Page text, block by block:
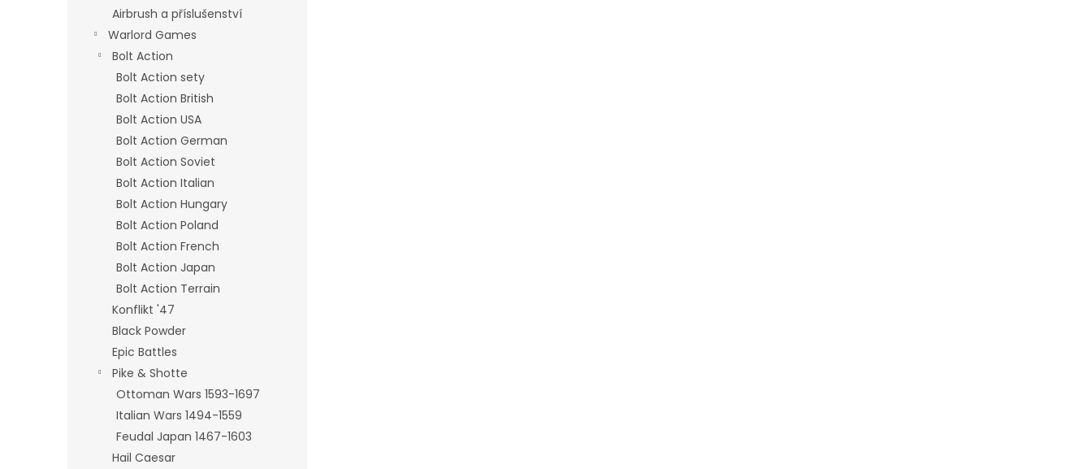
Airbrush a příslušenství
Warlord Games
Bolt Action
Bolt Action sety
Bolt Action British
Bolt Action USA
Bolt Action German
Bolt Action Soviet
Bolt Action Italian
Bolt Action Hungary
Bolt Action Poland
Bolt Action French
Bolt Action Japan
Bolt Action Terrain
Konflikt '47
Black Powder
Epic Battles
Pike & Shotte
Ottoman Wars 1593-1697
Italian Wars 1494-1559
Feudal Japan 1467-1603
Hail Caesar